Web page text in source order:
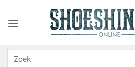
naar
inhoud